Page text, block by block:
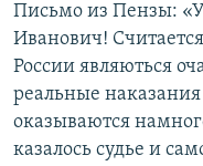
Письмо из Пензы:
Иванович!
России являються
реальные
оказываются
казалось судье и